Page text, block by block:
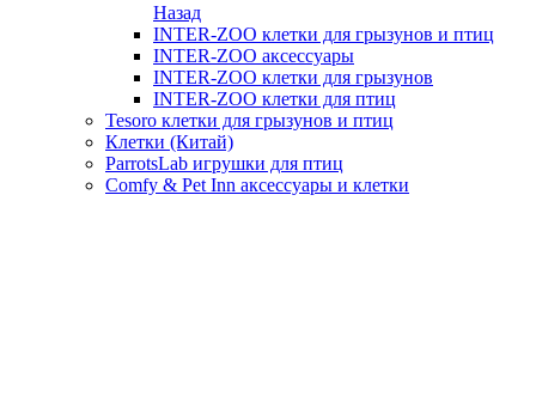
Назад
INTER-ZOO клетки для грызунов и птиц
INTER-ZOO аксессуары
INTER-ZOO клетки для грызунов
INTER-ZOO клетки для птиц
Tesoro клетки для грызунов и птиц
Клетки (Китай)
ParrotsLab игрушки для птиц
Comfy & Pet Inn аксессуары и клетки